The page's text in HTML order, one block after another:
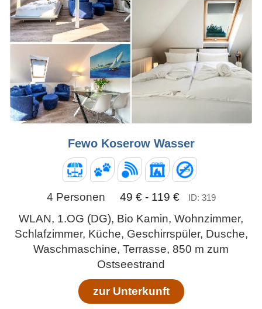
Fewo Koserow Wasser
4 Personen 49 € - 119 € ID: 319
WLAN, 1.OG (DG), Bio Kamin, Wohnzimmer,
Schlafzimmer, Küche, Geschirrspüler, Dusche,
Waschmaschine, Terrasse, 850 m zum
Ostseestrand
zur Unterkunft